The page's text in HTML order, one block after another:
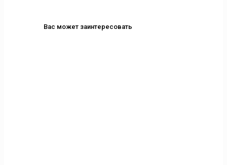
Вас может заинтересовать